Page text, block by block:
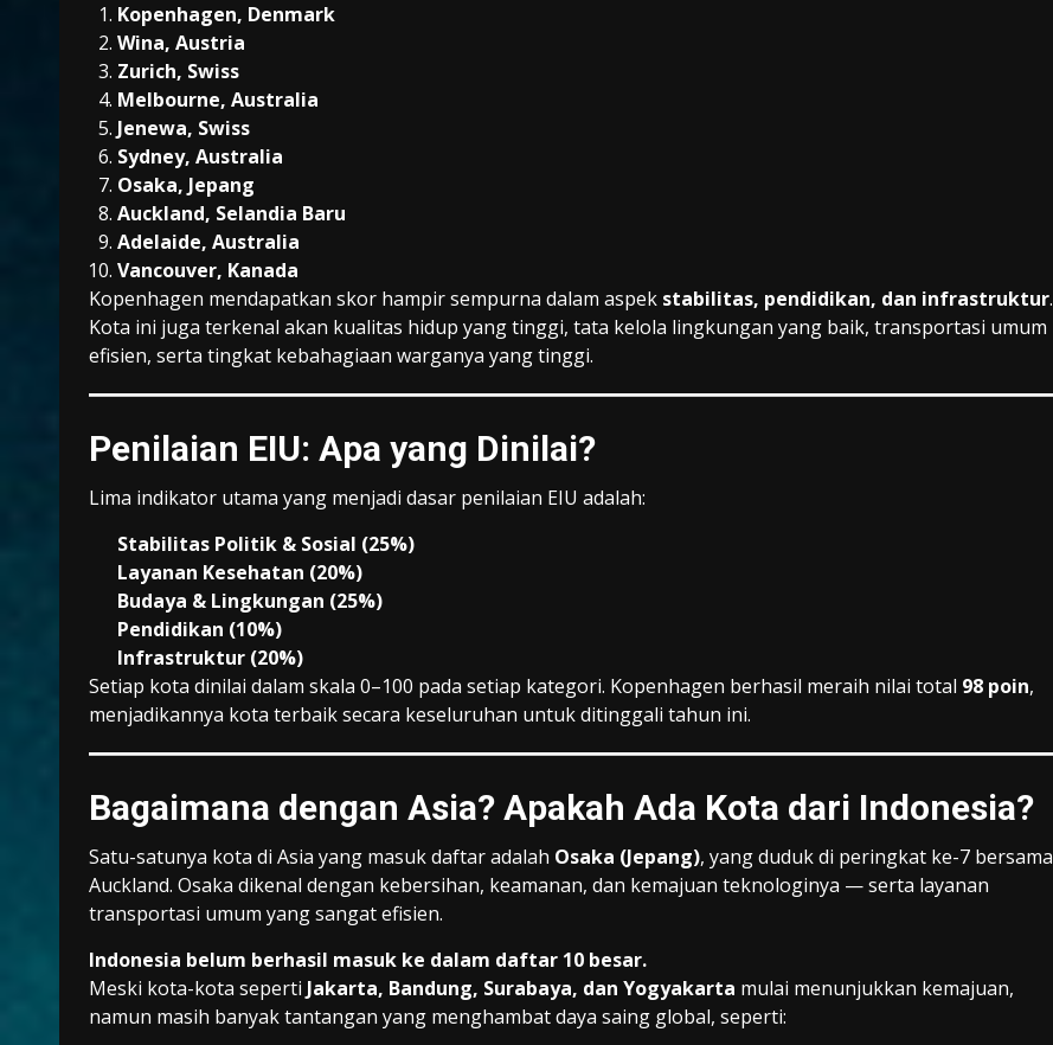
Kopenhagen, Denmark
Wina, Austria
Zurich, Swiss
Melbourne, Australia
Jenewa, Swiss
Sydney, Australia
Osaka, Jepang
Auckland, Selandia Baru
Adelaide, Australia
Vancouver, Kanada
Kopenhagen mendapatkan skor hampir sempurna dalam aspek stabilitas, pendidikan, dan infrastruktur.
Kota ini juga terkenal akan kualitas hidup yang tinggi, tata kelola lingkungan yang baik, transportasi umum
efisien, serta tingkat kebahagiaan warganya yang tinggi.
Penilaian EIU: Apa yang Dinilai?
Lima indikator utama yang menjadi dasar penilaian EIU adalah:
Stabilitas Politik & Sosial (25%)
Layanan Kesehatan (20%)
Budaya & Lingkungan (25%)
Pendidikan (10%)
Infrastruktur (20%)
Setiap kota dinilai dalam skala 0–100 pada setiap kategori. Kopenhagen berhasil meraih nilai total 98 poin,
menjadikannya kota terbaik secara keseluruhan untuk ditinggali tahun ini.
Bagaimana dengan Asia? Apakah Ada Kota dari Indonesia?
Satu-satunya kota di Asia yang masuk daftar adalah Osaka (Jepang), yang duduk di peringkat ke-7 bersama
Auckland. Osaka dikenal dengan kebersihan, keamanan, dan kemajuan teknologinya — serta layanan
transportasi umum yang sangat efisien.
Indonesia belum berhasil masuk ke dalam daftar 10 besar.
Meski kota-kota seperti Jakarta, Bandung, Surabaya, dan Yogyakarta mulai menunjukkan kemajuan,
namun masih banyak tantangan yang menghambat daya saing global, seperti: